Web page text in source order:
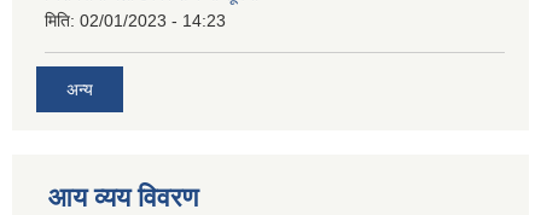
मिति: 02/01/2023 - 14:23
अन्य
आय व्यय विवरण